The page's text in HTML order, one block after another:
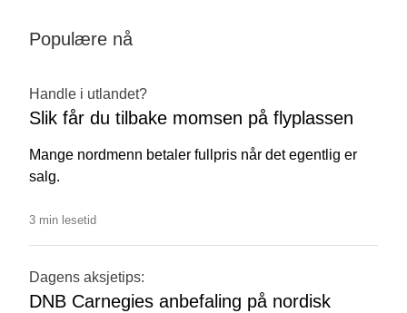
Populære nå
Handle i utlandet?
Slik får du tilbake momsen på flyplassen
Mange nordmenn betaler fullpris når det egentlig er
salg.
3 min lesetid
Dagens aksjetips:
DNB Carnegies anbefaling på nordisk